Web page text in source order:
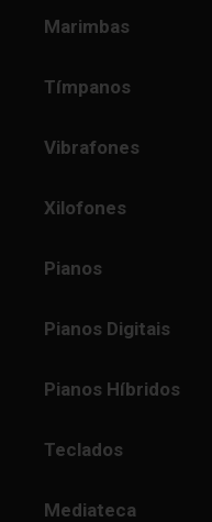
Marimbas
Tímpanos
Vibrafones
Xilofones
Pianos
Pianos Digitais
Pianos Híbridos
Teclados
Mediateca